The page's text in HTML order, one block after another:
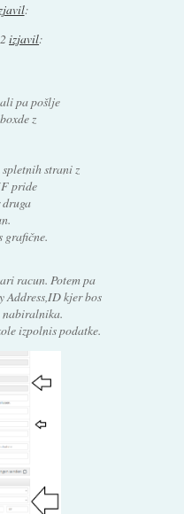
:
izjavil:
pa pošlje
z
strani z
pride
grafične.
racun. Potem pa
kjer bos
nabiralnika.
izpolnis podatke.